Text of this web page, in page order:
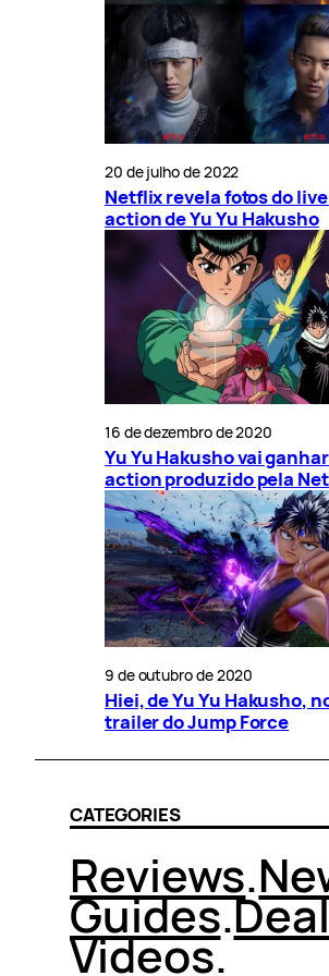
20 de julho de 2022
Netflix revela fotos do
action de Yu Yu Hakusho
16 de dezembro de 2020
Yu Yu Hakusho vai
action produzido pela
9 de outubro de 2020
Hiei, de Yu Yu Hakusho,
trailer do Jump Force
CATEGORIES
Reviews.
Guides.
Videos.